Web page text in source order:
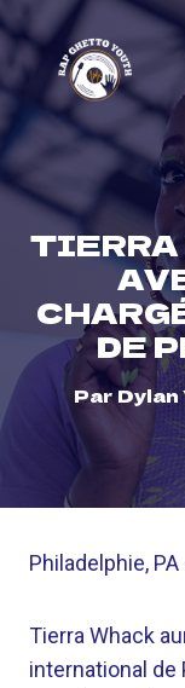
Skip
to
content
TIERRA
DE
ParDylan
Philadelphie, PA
Tierra Whack
international